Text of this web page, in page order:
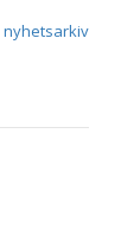
nyhetsarkiv